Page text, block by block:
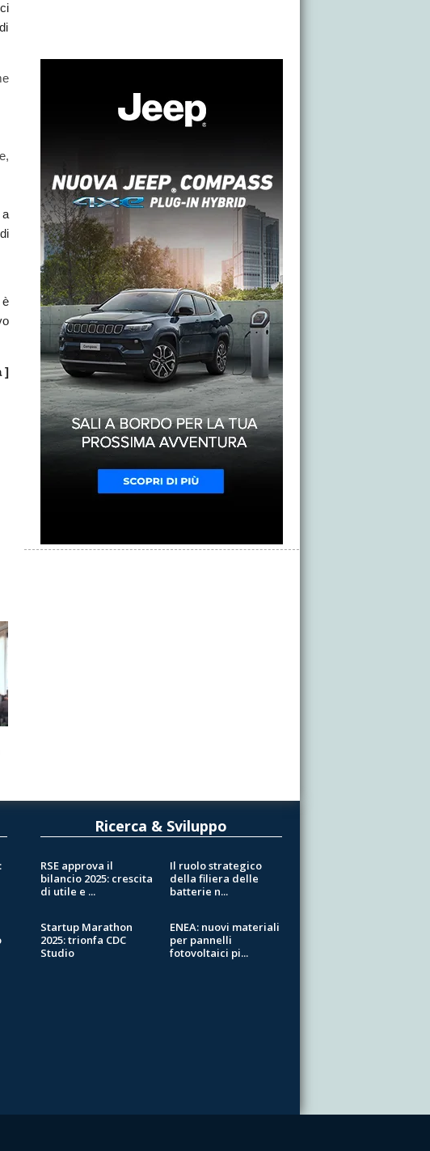
]
Ricerca & Sviluppo
RSE approva il
bilancio 2025: crescita
di utile e ...
Il ruolo strategico
della filiera delle
batterie n...
Startup Marathon
2025: trionfa CDC
Studio
ENEA: nuovi materiali
per pannelli
fotovoltaici pi...